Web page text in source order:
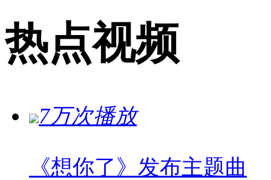
热点视频
7万次播放
《想你了》发布主题曲